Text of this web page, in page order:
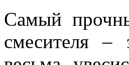
Самый
смесителя –